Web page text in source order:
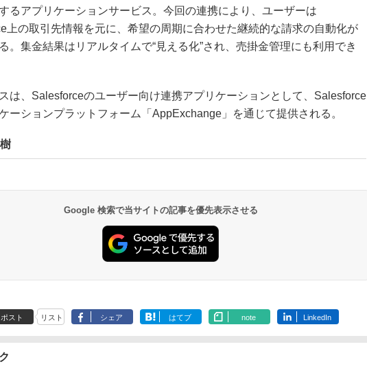
るアプリケーションサービス。今回の連携により、ユーザーは
上の取引先情報を元に、希望の周期に合わせた継続的な請求の自動化が
。集金結果はリアルタイムで“見える化”され、売掛金管理にも利用でき
は、Salesforceのユーザー向け連携アプリケーションとして、Salesforce
ーションプラットフォーム「AppExchange」を通じて提供される。
Google 検索で当サイトの記事を優先表示させる
ポスト リスト シェア はてブ note LinkedIn